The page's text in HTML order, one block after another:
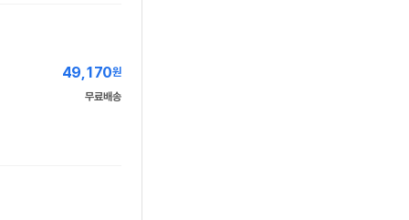
49,170원
무료배송